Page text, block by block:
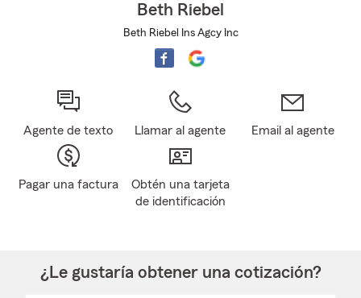
Beth Riebel
Beth Riebel Ins Agcy Inc
Agente de texto Llamar al agente Email al agente
Pagar una factura
Obtén una tarjeta
de identificación
¿Le gustaría obtener una cotización?